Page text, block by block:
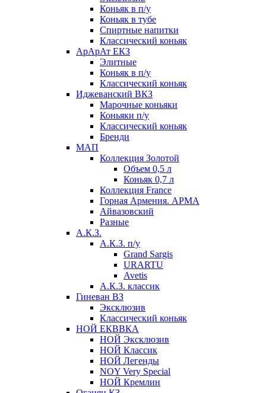
Коньяк в п/у
Коньяк в тубе
Спиртные напитки
Классический коньяк
АрАрАт ЕКЗ
Элитные
Коньяк в п/у
Классический коньяк
Иджеванский ВКЗ
Марочные коньяки
Коньяки п/у
Классический коньяк
Бренди
МАП
Коллекция Золотой
Объем 0,5 л
Коньяк 0,7 л
Коллекция France
Горная Армения. АРМА
Айвазовский
Разные
А.К.З.
А.К.З. п/у
Grand Sargis
URARTU
Avetis
А.К.З. классик
Гиневан ВЗ
Эксклюзив
Классический коньяк
НОЙ ЕКВВКА
НОЙ Эксклюзив
НОЙ Классик
НОЙ Легенды
NOY Very Speсial
НОЙ Кремлин